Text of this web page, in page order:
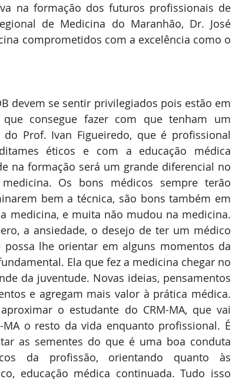
na formação dos futuros profissionais de
de Medicina do Maranhão, Dr. José
comprometidos com a excelência como o
devem se sentir privilegiados pois estão em
consegue fazer com que tenham um
Prof. Ivan Figueiredo, que é profissional
éticos e com a educação médica
na formação será um grande diferencial no
Os bons médicos sempre terão
bem a técnica, são bons também em
medicina, e muita não mudou na medicina.
a ansiedade, o desejo de ter um médico
lhe orientar em alguns momentos da
Ela que fez a medicina chegar no
da juventude. Novas ideias, pensamentos
e agregam mais valor à prática médica.
o estudante do CRM-MA, que vai
o resto da vida enquanto profissional. É
as sementes do que é uma boa conduta
da profissão, orientando quanto às
educação médica continuada. Tudo isso